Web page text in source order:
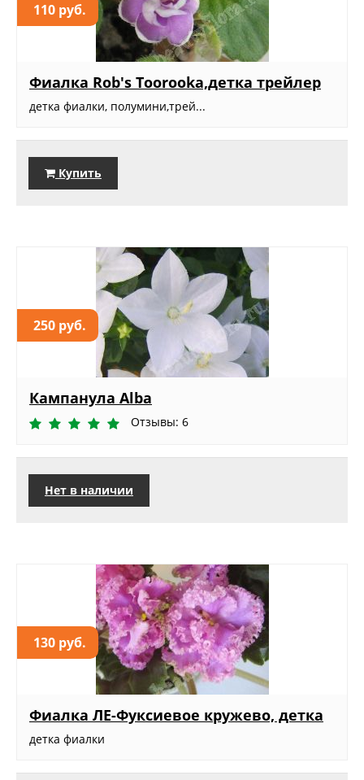
110 руб.
Фиалка Rob's Toorooka,детка трейлер
детка фиалки, полумини,трей...
Купить
250 руб.
Кампанула Alba
Отзывы: 6
Нет в наличии
130 руб.
Фиалка ЛЕ-Фуксиевое кружево, детка
детка фиалки